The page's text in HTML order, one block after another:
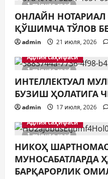
1 minute read
ОНЛАЙН
ҚЎШИМЧА ТЎЛОВ
admin 21 июля, 2026
1 minute read
Адлия саҳифаси
ИНТЕЛЛЕКТУАЛ
БУЗИШ ҲОЛАТИГА
admin 17 июля, 2026
1 minute read
Адлия саҳифаси
НИКОҲ
МУНОСАБАТЛАРДА
БАРҚАРОРЛИК